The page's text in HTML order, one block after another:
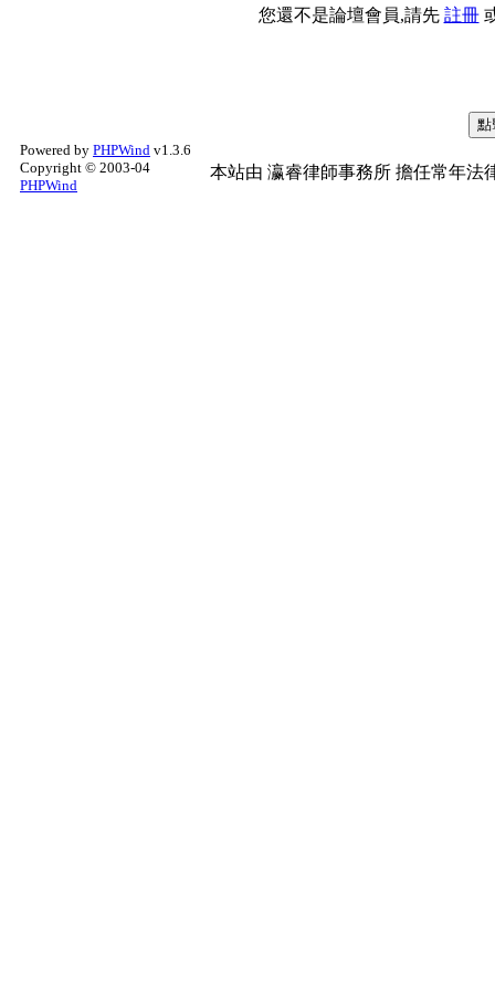
您還不是論壇會員,請先 註冊
Powered by PHPWind v1.3.6
Copyright © 2003-04
PHPWind
本站由 瀛睿律師事務所 擔任常年法